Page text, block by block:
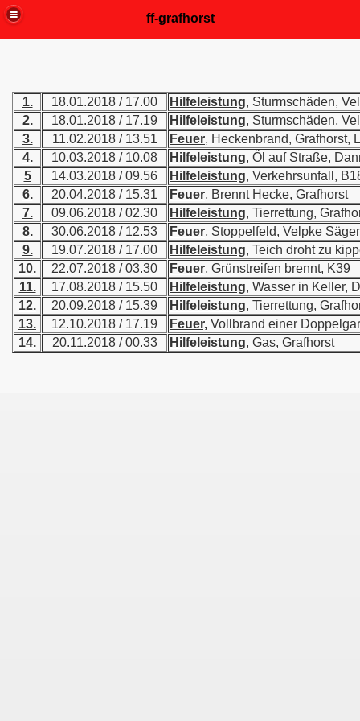
ff-grafhorst
1. 18.01.2018 / 17.00 Hilfeleistung, Sturmschäden,
2.
18.01.2018 / 17.19 Hilfeleistung, Sturmschäden,
3.
11.02.2018 / 13.51 Feuer, Heckenbrand, Grafhorst,
4.
10.03.2018 / 10.08 Hilfeleistung, Öl auf Straße,
5
14.03.2018 / 09.56 Hilfeleistung, Verkehrsunfall,
6.
20.04.2018 / 15.31 Feuer, Brennt Hecke, Grafhorst
7.
09.06.2018 / 02.30 Hilfeleistung, Tierrettung,
8.
30.06.2018 / 12.53 Feuer, Stoppelfeld, Velpke
9.
19.07.2018 / 17.00 Hilfeleistung, Teich droht zu
10.
22.07.2018 / 03.30 Feuer, Grünstreifen brennt, K39
11.
17.08.2018 / 15.50 Hilfeleistung, Wasser in Keller,
12.
20.09.2018 / 15.39 Hilfeleistung, Tierrettung,
13.
12.10.2018 / 17.19 Feuer, Vollbrand einer
14.
20.11.2018 / 00.33 Hilfeleistung, Gas, Grafhorst